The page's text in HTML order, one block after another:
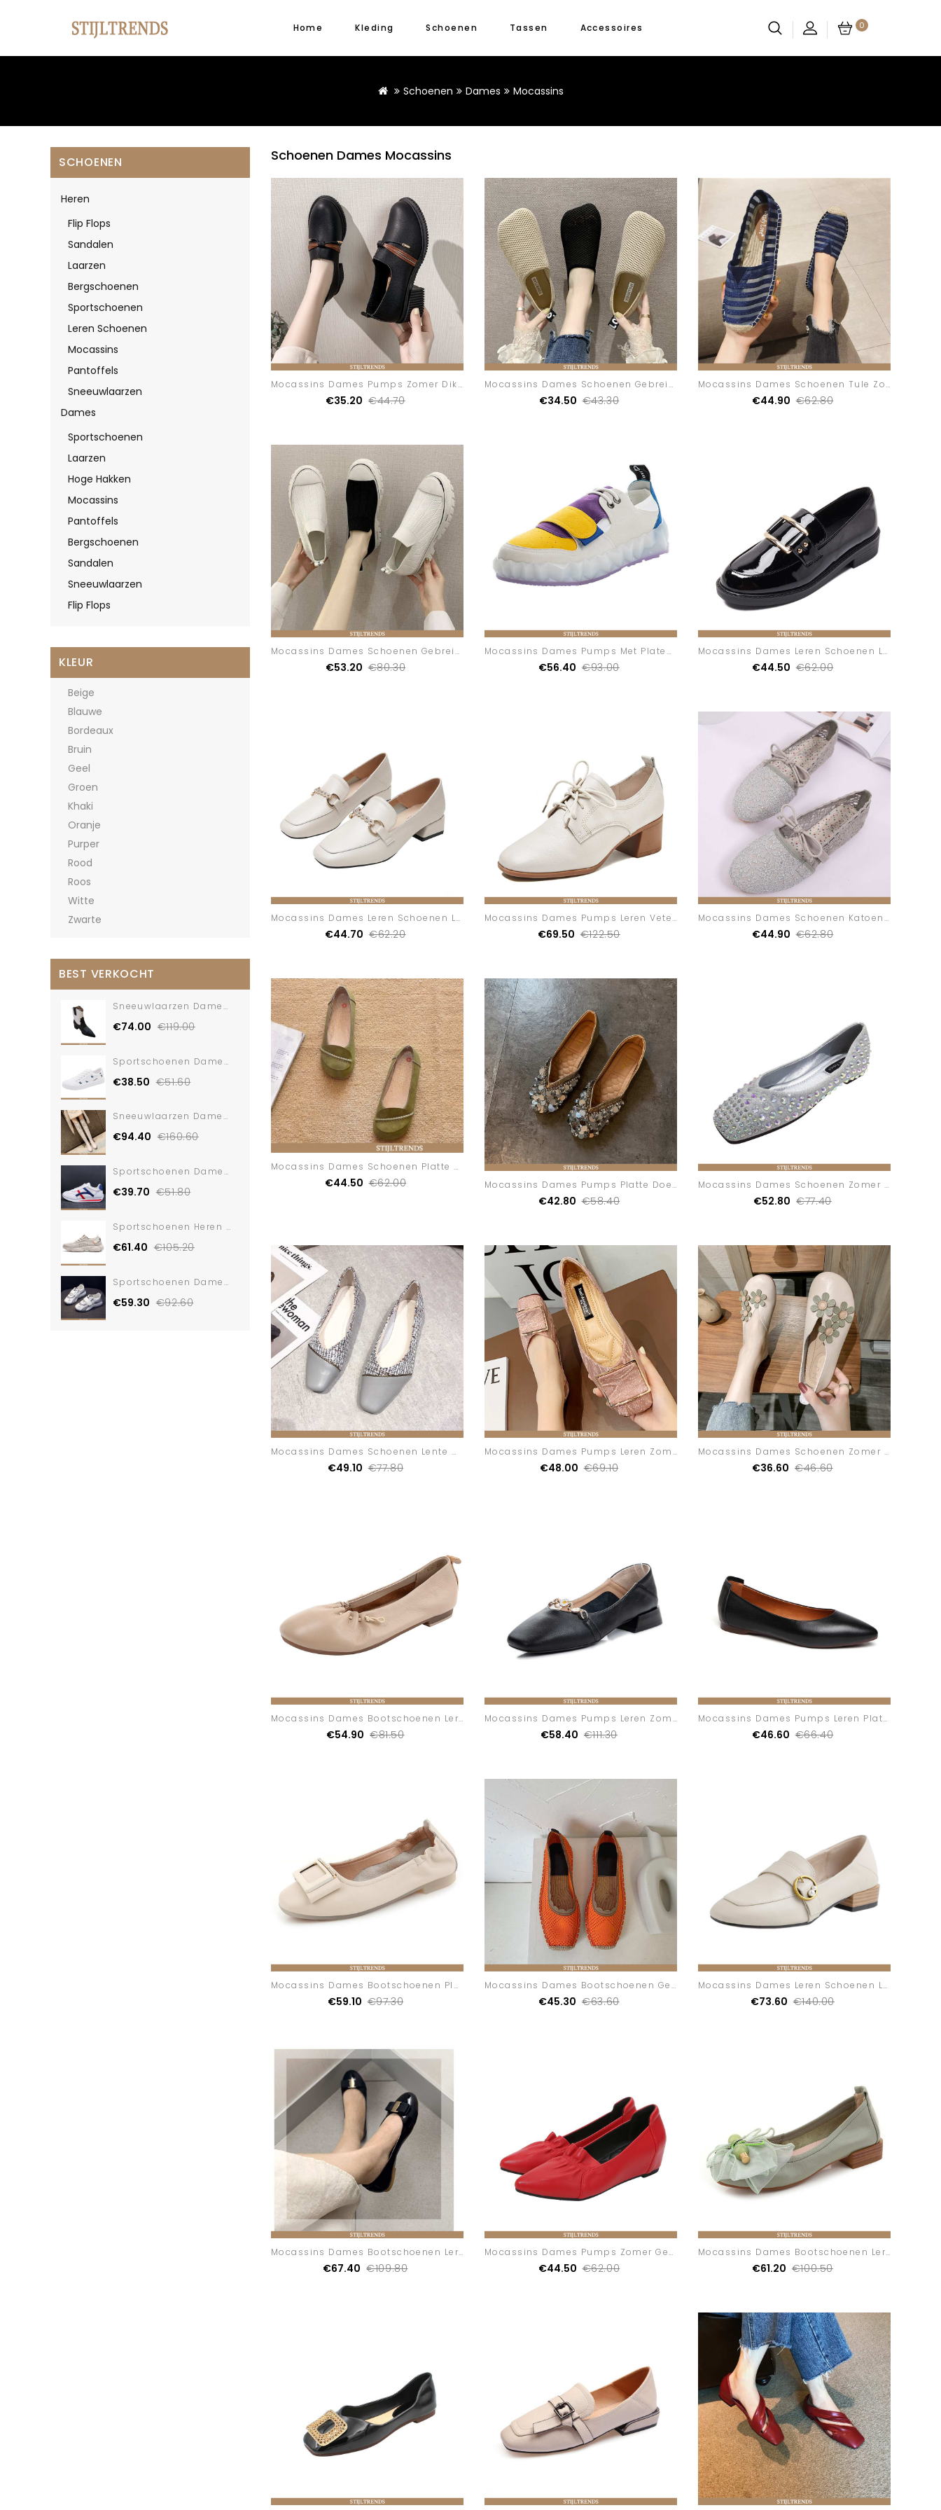
0
Home Kleding Schoenen Tassen Accessoires
Schoenen Dames Mocassins
SCHOENEN
Heren
Flip Flops
Sandalen
Laarzen
Bergschoenen
Sportschoenen
Leren Schoenen
Mocassins
Pantoffels
Sneeuwlaarzen
Dames
Sportschoenen
Laarzen
Hoge Hakken
Mocassins
Pantoffels
Bergschoenen
Sandalen
Sneeuwlaarzen
Flip Flops
KLEUR
Beige
Blauwe
Bordeaux
Bruin
Geel
Groen
Khaki
Oranje
Purper
Rood
Roos
Witte
Zwarte
BEST VERKOCHT
Sneeuwlaarzen Dames Laarzen Herfst Zwart
€74.00 €119.00
Sportschoenen Dames Schoenen Canvas Zomer Mini
€38.50 €51.60
Sneeuwlaarzen Dames Laarzen Leren Lange Wit
€94.40 €160.60
Sportschoenen Dames Schoenen Dunne Maas
€39.70 €51.80
Sportschoenen Heren Loopschoenen Lente Maas
€61.40 €105.20
Sportschoenen Dames Schoenen Casual Ademende
€59.30 €92.60
Schoenen Dames Mocassins
Mocassins Dames Pumps Zomer Dikke Zool
€35.20 €44.70
Mocassins Dames Schoenen Gebreide Zomer Bedrukt
€34.50 €43.30
Mocassins Dames Schoenen Tule Zomer Vrouwen
€44.90 €62.80
Mocassins Dames Schoenen Gebreide Casual Alle Wedstrijden
€53.20 €80.30
Mocassins Dames Pumps Met Plateauzool Vrouwen
€56.40 €93.00
Mocassins Dames Leren Schoenen Lente Zwart
€44.50 €62.00
Mocassins Dames Leren Schoenen Leren Hippe Dikke Zool
€44.70 €62.20
Mocassins Dames Pumps Leren Veter Nieuw
€69.50 €122.50
Mocassins Dames Schoenen Katoenen Zomer Grijs
€44.90 €62.80
Mocassins Dames Schoenen Platte Vrouwen
€44.50 €62.00 Mocassins Dames Pumps Platte Doek
€42.80 €58.40
Mocassins Dames Schoenen Zomer Vrouwen
€52.80 €77.40
Mocassins Dames Schoenen Lente Mini
€49.10 €77.80
Mocassins Dames Pumps Leren Zomer Ondiep Mond
€48.00 €69.10
Mocassins Dames Schoenen Zomer Ronde Kop
€36.60 €46.60
Mocassins Dames Bootschoenen Leren Grote Maten Zachte Zolen
€54.90 €81.50
Mocassins Dames Pumps Leren Zomer Alle Wedstrijden
€58.40 €111.30
Mocassins Dames Pumps Leren Platte Punt
€46.60 €66.40
Mocassins Dames Bootschoenen Platte Nieuw
€59.10 €97.30
Mocassins Dames Bootschoenen Gevlochten Geurige
€45.30 €63.60
Mocassins Dames Leren Schoenen Leren Lente Mini
€73.60 €140.00
Mocassins Dames Bootschoenen Leren Comfort Vrouwen
€67.40 €109.80
Mocassins Dames Pumps Zomer Gemiddelde
€44.50 €62.00
Mocassins Dames Bootschoenen Leren Platte Groen
€61.20 €100.50